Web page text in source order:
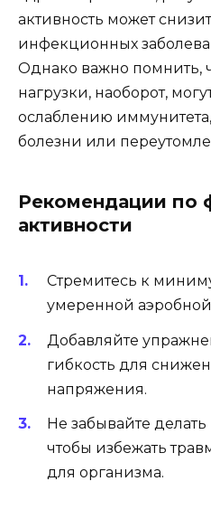
активность может
инфекционных
Однако важно помнить,
нагрузки, наоборот,
ослаблению
болезни или
Рекомендации по
активности
Стремитесь к
умеренной
Добавляйте
гибкость для
напряжения.
Не забывайте
чтобы избежать
для организма.